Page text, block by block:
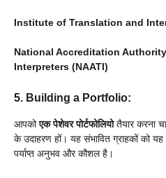
Institute of Translation and
National Accreditation
Interpreters (NAATI)
5. Building a Portfolio:
आपकोएक पेशेवर पोर्टफोलियोतैयार करना
के उदाहरण हों। यह संभावित ग्राहकों को
पर्याप्त अनुभव और कौशल है।